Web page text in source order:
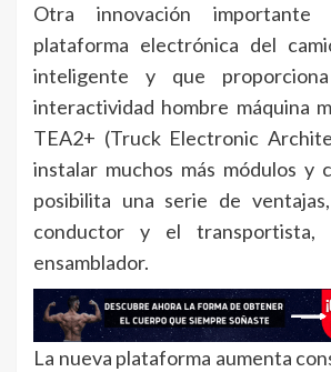
Otra innovación
plataforma electrónica del
inteligente y que
interactividad hombre máquina
TEA2+ (Truck Electronic
instalar muchos más módulos y
posibilita una serie de
conductor y el transportista,
ensamblador.
La nueva plataforma aumenta